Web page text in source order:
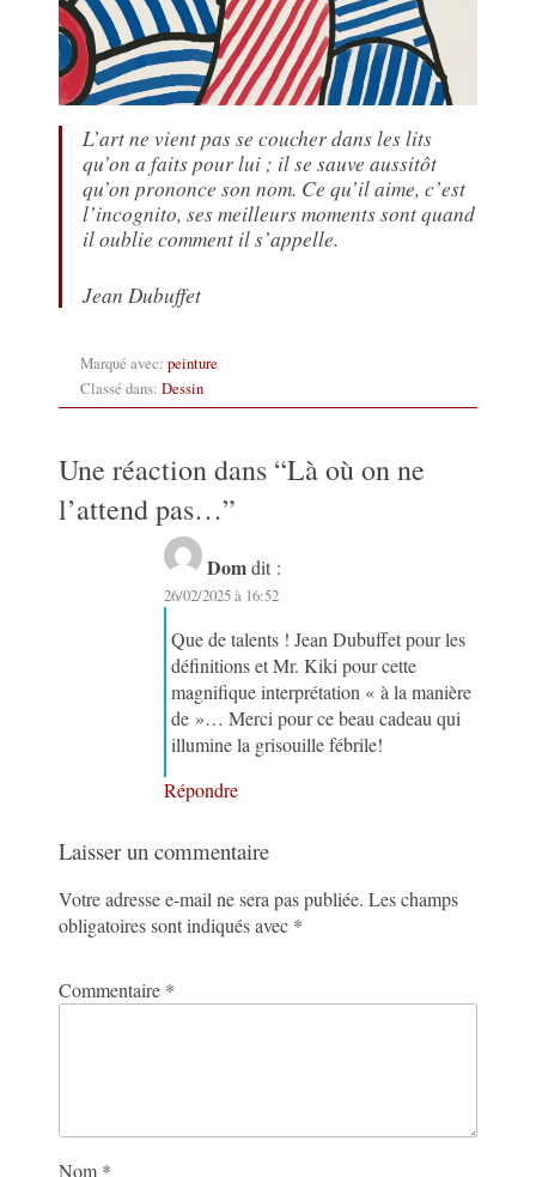
L’art ne vient pas se coucher dans les lits
qu’on a faits pour lui ; il se sauve aussitôt
qu’on prononce son nom. Ce qu’il aime, c’est
l’incognito, ses meilleurs moments sont quand
il oublie comment il s’appelle.
Jean Dubuffet
Marqué avec: peinture
Classé dans: Dessin
Une réaction dans “Là où on ne
l’attend pas…”
Dom dit :
26/02/2025 à 16:52
Que de talents ! Jean Dubuffet pour les
définitions et Mr. Kiki pour cette
magnifique interprétation « à la manière
de »… Merci pour ce beau cadeau qui
illumine la grisouille fébrile!
Répondre
Laisser un commentaire
Votre adresse e-mail ne sera pas publiée. Les champs
obligatoires sont indiqués avec *
Commentaire *
Nom *